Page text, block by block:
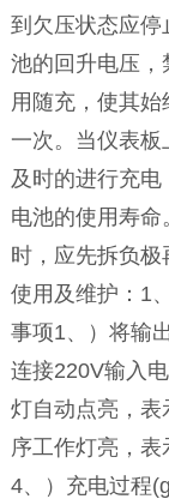
到欠压状态应
池的回升电压
用随充，使其
一次。当仪表
及时的进行充
电池的使用寿
时，应先拆负
使用及维护：1
事项1、）将输
连接220V输入
灯自动点亮，表
序工作灯亮，表
4、）充电过程